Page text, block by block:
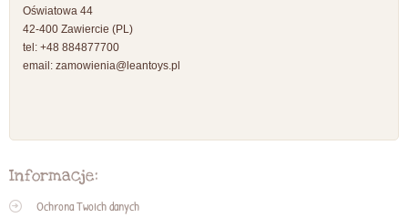
Oświatowa 44
42-400 Zawiercie (PL)
tel: +48 884877700
email: zamowienia@leantoys.pl
Informacje:
Ochrona Twoich danych